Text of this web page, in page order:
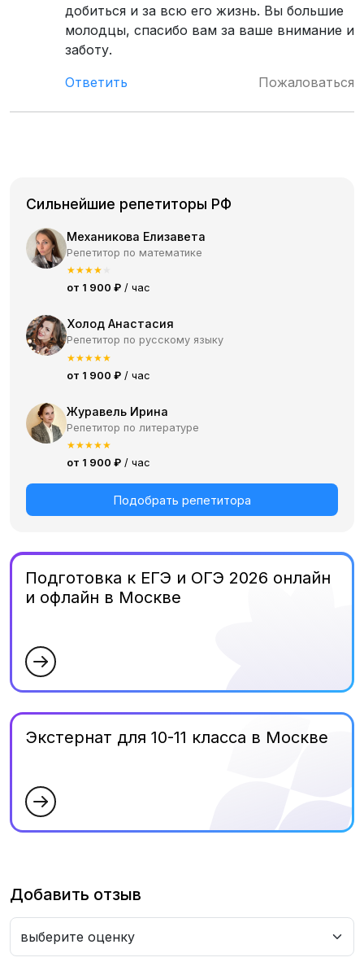
добиться и за всю его жизнь. Вы большие
молодцы, спасибо вам за ваше внимание и
заботу.
Ответить
Пожаловаться
Сильнейшие репетиторы РФ
Механикова Елизавета
Репетитор по математике
★★★★
от 1 900 ₽ / час
Холод Анастасия
Репетитор по русскому языку
★★★★★
от 1 900 ₽ / час
Журавель Ирина
Репетитор по литературе
★★★★★
от 1 900 ₽ / час
Подобрать репетитора
Подготовка к ЕГЭ и ОГЭ 2026 онлайн
и офлайн в Москве
Экстернат для 10-11 класса в Москве
Добавить отзыв